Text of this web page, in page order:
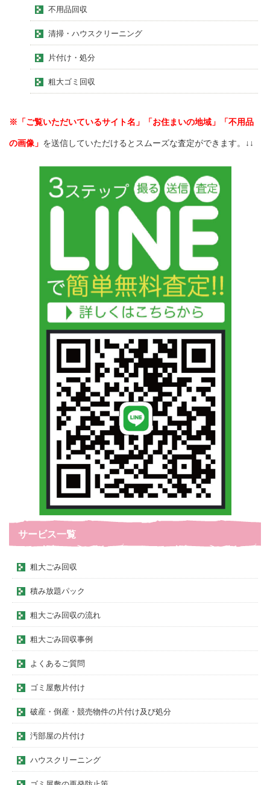
不用品回収
清掃・ハウスクリーニング
片付け・処分
粗大ゴミ回収
※「ご覧いただいているサイト名」「お住まいの地域」「不用品
の画像」 を送信していただけるとスムーズな査定ができます。↓↓
サービス一覧
粗大ごみ回収
積み放題パック
粗大ごみ回収の流れ
粗大ごみ回収事例
よくあるご質問
ゴミ屋敷片付け
破産・倒産・競売物件の片付け及び処分
汚部屋の片付け
ハウスクリーニング